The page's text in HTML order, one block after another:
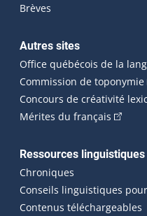
Brèves
Autres sites
Office québécois de la
Commission de toponymie
Concours de créativité
Mérites du français (Cet
Ressources linguistiques
Chroniques
Conseils linguistiques
Contenus téléchargeables